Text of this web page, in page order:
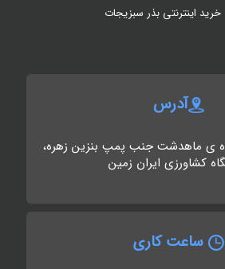
خرید اینترنتی بذر سبزیجات
آدرس
ی ماهدشت جنب پمپ بنزین زهره،
کشاورزی ایران زمین
ساعت کاری